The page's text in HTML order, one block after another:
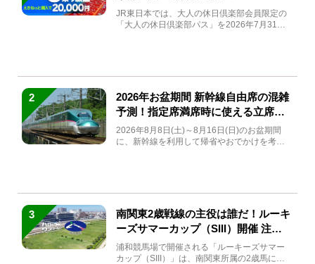
JR東日本では、大人の休日倶楽部会員限定の
「大人の休日倶楽部パス」を2026年7月31日
2
2026年お盆期間 新幹線自由席の混雑
予測！指定席満席時に使える立席特
急券も解説
2026年8月8日(土)～8月16日(日)のお盆期間
に、新幹線を利用して帰省やおでかけを考え
3
南関東2歳戦線の主役は誰だ！ルーキ
ーズサマーカップ（SIII）開催 注目
馬と見どころをチェック
浦和競馬場で開催される「ルーキーズサマー
カップ（SIII）」は、南関東所属の2歳馬によ